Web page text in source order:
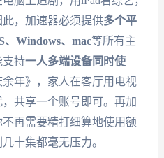
，加速器必须提供多个平
Windows、mac等所有主
支持一人多端设备同时使
年》，家人在客厅用电视
共享一个账号即可。再加
再需要精打细算地使用额
十集都毫无压力。